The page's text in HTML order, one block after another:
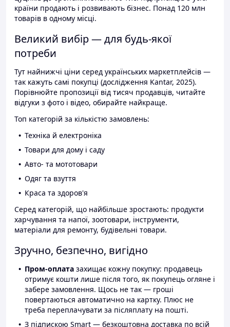
країни продають і розвивають бізнес. Понад 120 млн
товарів в одному місці.
Великий вибір — для будь-якої
потреби
Тут найнижчі ціни серед українських маркетплейсів —
так кажуть самі покупці (дослідження Kantar, 2025).
Порівнюйте пропозиції від тисяч продавців, читайте
відгуки з фото і відео, обирайте найкраще.
Топ категорій за кількістю замовлень:
Техніка й електроніка
Товари для дому і саду
Авто- та мототовари
Одяг та взуття
Краса та здоров'я
Серед категорій, що найбільше зростають: продукти
харчування та напої, зоотовари, інструменти,
матеріали для ремонту, будівельні товари.
Зручно, безпечно, вигідно
Пром-оплата захищає кожну покупку: продавець
отримує кошти лише після того, як покупець огляне і
забере замовлення. Щось не так — гроші
повертаються автоматично на картку. Плюс не
треба переплачувати за післяплату на пошті.
З підпискою Smart — безкоштовна доставка по всій